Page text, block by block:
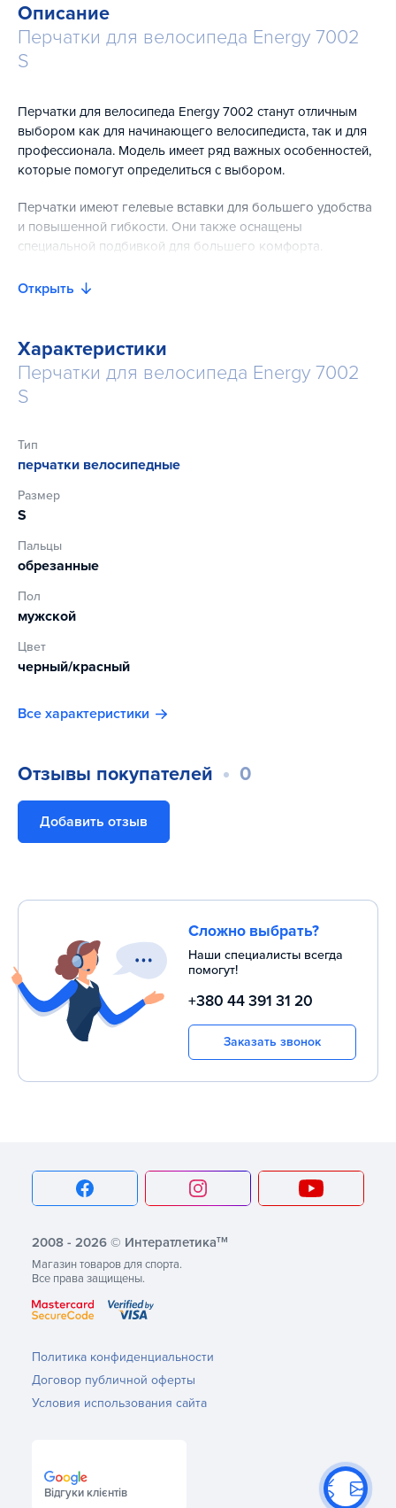
Описание
Перчатки для велосипеда Energy 7002
S
Перчатки для велосипеда Energy 7002 станут отличным
выбором как для начинающего велосипедиста, так и для
профессионала. Модель имеет ряд важных особенностей,
которые помогут определиться с выбором.
Перчатки имеют гелевые вставки для большего удобства
и повышенной гибкости. Они также оснащены
специальной подбивкой для большего комфорта.
Кроме того, модель имеет двойные швы в местах
Также 7002 оснащены дополнительными выступами для
легкого снятия перчаток.
Открыть
Характеристики
Перчатки для велосипеда Energy 7002
S
Тип
перчатки велосипедные
Размер
S
Пальцы
обрезанные
Пол
мужской
Цвет
черный/красный
Все характеристики
Отзывы покупателей 0
Добавить отзыв
Сложно выбрать?
Наши специалисты всегда
помогут!
+380 44 391 31 20
Заказать звонок
2008 - 2026 © Интератлетикатм
Магазин товаров для спорта.
Все права защищены.
Политика конфиденциальности
Договор публичной оферты
Условия использования сайта
Відгуки клієнтів